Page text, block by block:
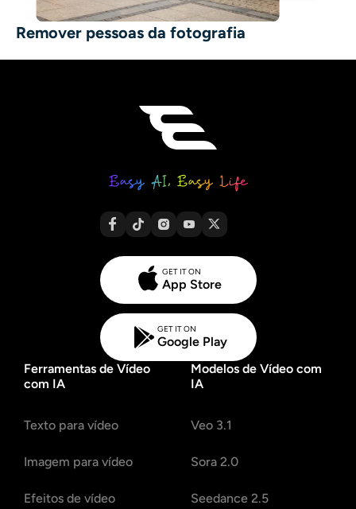
Remover pessoas da fotografia
GET IT ON
App Store
GET IT ON
Google Play
Ferramentas de Vídeo
com IA
Texto para vídeo
Imagem para vídeo
Efeitos de vídeo
Modelos de Vídeo com
IA
Veo 3.1
Sora 2.0
Seedance 2.5